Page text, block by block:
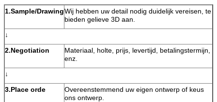
1.Sample/DrawingWij hebben uw detail nodig duidelijk vereisen, te
bieden gelieve 3D aan.
↓
2.Negotiation
Materiaal, holte, prijs, levertijd, betalingstermijn,
enz.
↓
3.Place orde
Overeenstemmend uw eigen ontwerp of keus
ons ontwerp.